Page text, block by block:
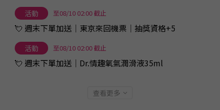
活動 至08/10 02:00 截止
💘 週末下單加送｜東京來回機票｜抽獎資格+5
活動 至08/10 02:00 截止
💘 週末下單加送｜Dr.情趣氧氣潤滑液35ml
查看更多